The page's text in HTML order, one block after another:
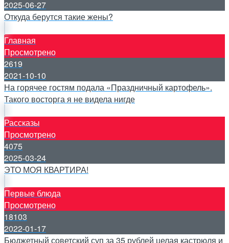
2025-06-27
Откуда берутся такие жены?
Главная
Просмотрено
2619
2021-10-10
На горячее гостям подала «Праздничный картофель».
Такого восторга я не видела нигде
Рассказы
Просмотрено
4075
2025-03-24
ЭТО МОЯ КВАРТИРА!
Первые блюда
Просмотрено
18103
2022-01-17
Бюджетный советский суп за 35 рублей целая кастрюля и